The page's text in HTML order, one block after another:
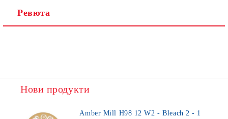
Ревюта
Нови продукти
Amber Mill H98 12 W2 - Bleach 2 - 1